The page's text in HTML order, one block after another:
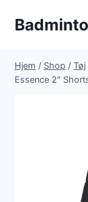
Hjem / Shop / Tøj
Essence 2″